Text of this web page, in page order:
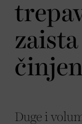
Duge i